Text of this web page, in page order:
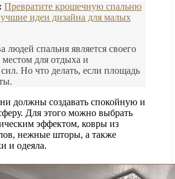
Превратите крошечную спальню
идеи дизайна для малых
людей спальня является своего
для отдыха и
Но что делать, если площадь
должны создавать спокойную и
Для этого можно выбрать
эффектом, ковры из
нежные шторы, а также
и одеяла.